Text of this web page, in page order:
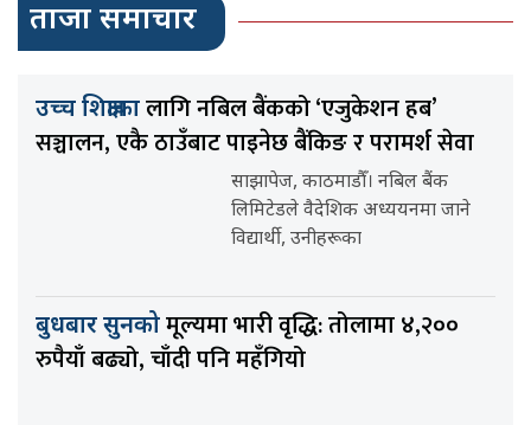
ताजा समाचार
उच्च शिक्षाकालागि नबिल बैंकको ‘एजुकेशन हब’
सञ्चालन, एकै ठाउँबाट पाइनेछ बैंकिङ र परामर्श सेवा
साझापेज, काठमाडौँ। नबिल बैंक
लिमिटेडले वैदेशिक अध्ययनमा जाने
विद्यार्थी, उनीहरूका
बुधबार सुनकोमूल्यमा भारी वृद्धि: तोलामा ४,२००
रुपैयाँ बढ्यो, चाँदी पनि महँगियो